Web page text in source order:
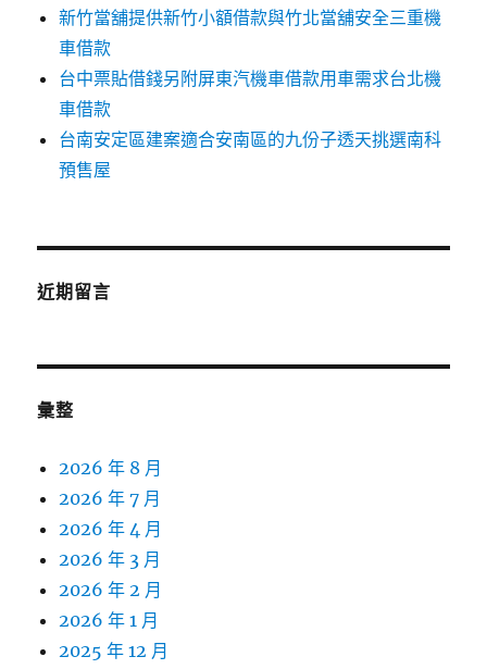
新竹當舖提供新竹小額借款與竹北當舖安全三重機
車借款
台中票貼借錢另附屏東汽機車借款用車需求台北機
車借款
台南安定區建案適合安南區的九份子透天挑選南科
預售屋
近期留言
彙整
2026 年 8 月
2026 年 7 月
2026 年 4 月
2026 年 3 月
2026 年 2 月
2026 年 1 月
2025 年 12 月